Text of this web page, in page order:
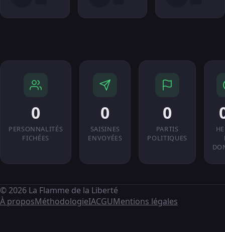
0
PERSONNALITÉS
FICHÉES
0
SAISINES
ENVOYÉES
0
PARTIS
POLITIQUES
© 2026 La Flamme de la Liberté
À proposMéthodologieIACGUMentions légales